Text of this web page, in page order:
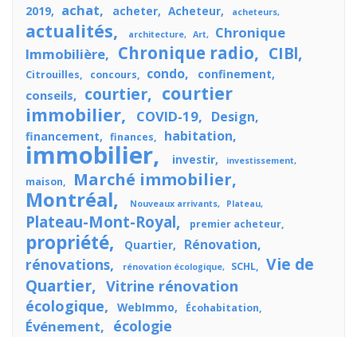
2019 achat acheter Acheteur acheteurs
actualités architecture Art
Chronique
Immobilière
Chronique radio CIBl
Citrouilles concours condo confinement
conseils courtier
courtier
immobilier
COVID-19 Design
financement finances habitation
immobilier investir investissement
maison Marché immobilier
Montréal Nouveaux arrivants Plateau
Plateau-Mont-Royal premier acheteur
propriété Quartier Rénovation
rénovations rénovation écologique SCHL
Vie de
Quartier
Vitrine rénovation
écologique
WebImmo Écohabitation
Événement écologie